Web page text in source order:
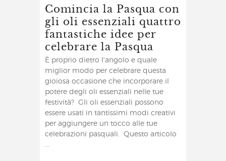
Comincia la Pasqua con
gli oli essenziali quattro
fantastiche idee per
celebrare la Pasqua
È proprio dietro l'angolo e quale
miglior modo per celebrare questa
gioiosa occasione che incorporare il
potere degli oli essenziali nelle tue
festività? Gli oli essenziali possono
essere usati in tantissimi modi creativi
per aggiungere un tocco alle tue
celebrazioni pasquali. Questo articolo
...